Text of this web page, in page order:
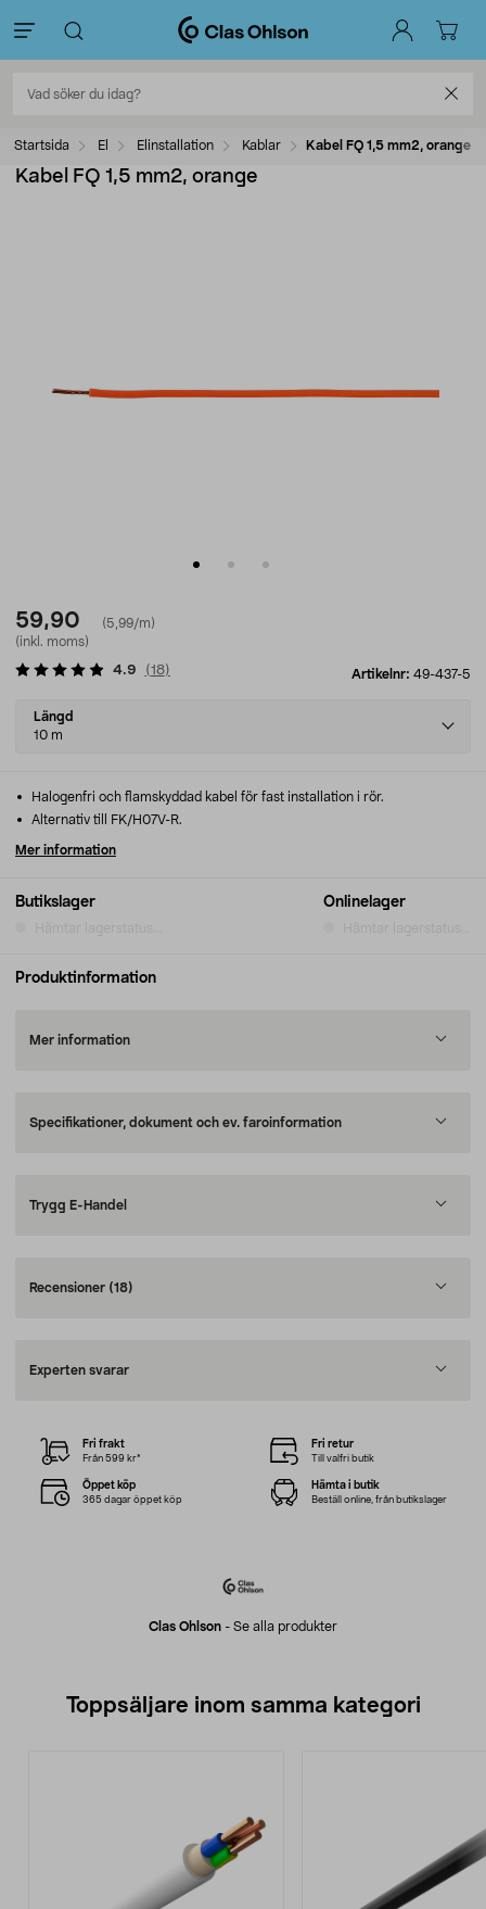
Startsida El Elinstallation Kablar Kabel FQ 1,5 mm2, orange
Kabel FQ 1,5 mm2, orange
59,90
(5,99/m)
(inkl. moms)
Artikelnr: 49-437-5
4.9 (18)
Select
variant
Längd
10 m
Butikslager Onlinelager
Halogenfri och flamskyddad kabel för fast installation i rör.
Alternativ till FK/H07V-R.
Mer information
Produktinformation
Mer information
Specifikationer, dokument och ev. faroinformation
Trygg E-Handel
Recensioner (18)
Experten svarar
Clas Ohlson - Se alla produkter
Fri frakt
Från 599 kr*
Fri retur
Till valfri butik
Öppet köp
365 dagar öppet köp
Hämta i butik
Beställ online, från butikslager
Toppsäljare inom samma kategori